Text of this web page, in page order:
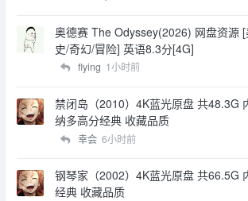
奥德赛 The Odyssey(2026) 网盘资源
史/奇幻/冒险] 英语8.3分[4G]
flying 1小时前
禁闭岛（2010）4K蓝光原盘 共48.3G
纳多高分经典 收藏品质
幸会 6小时前
钢琴家（2002）4K蓝光原盘 共66.5G
经典 收藏品质